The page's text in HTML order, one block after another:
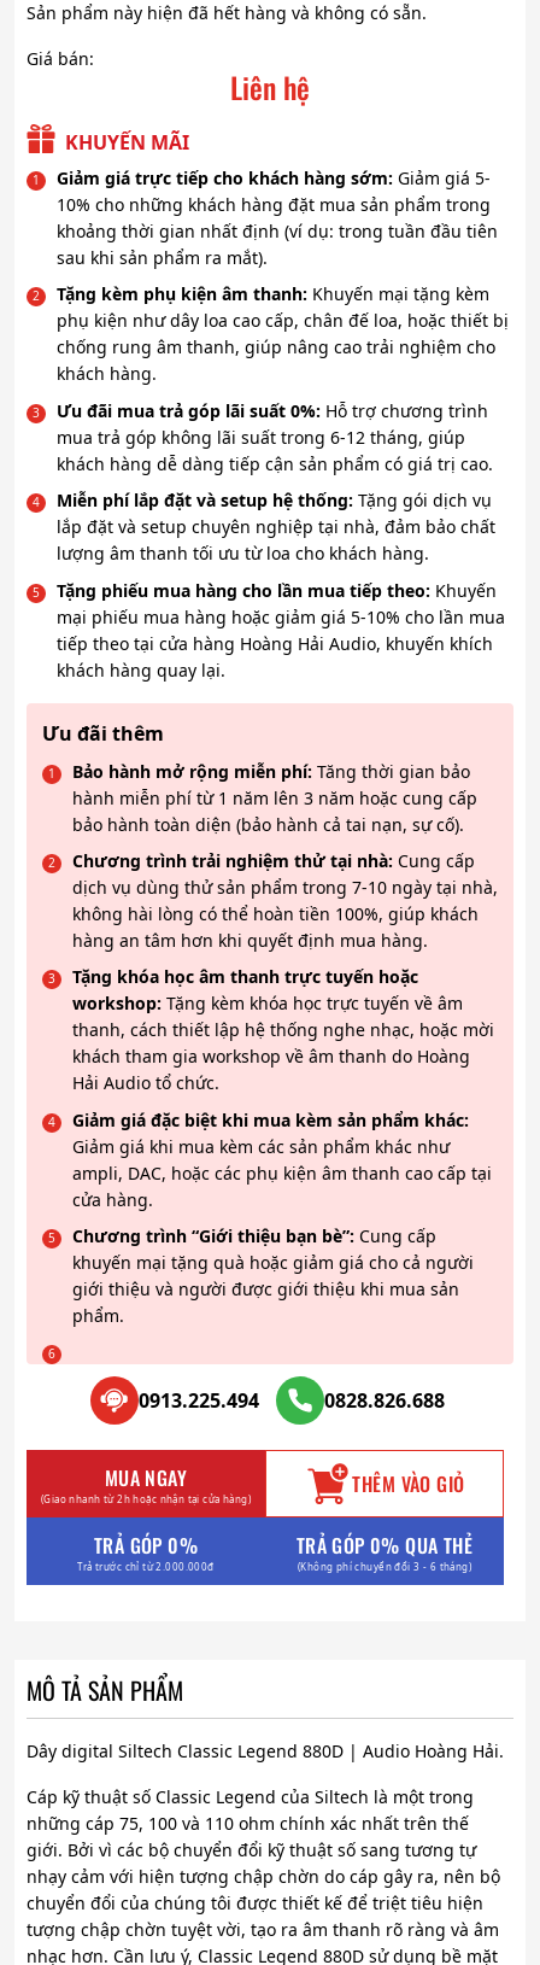
Sản phẩm này hiện đã hết hàng và không có sẵn.
Giá bán:
Liên hệ
KHUYẾN MÃI
Giảm giá trực tiếp cho khách hàng sớm: Giảm giá 5-
10% cho những khách hàng đặt mua sản phẩm trong
khoảng thời gian nhất định (ví dụ: trong tuần đầu tiên
sau khi sản phẩm ra mắt).
Tặng kèm phụ kiện âm thanh: Khuyến mại tặng kèm
phụ kiện như dây loa cao cấp, chân đế loa, hoặc thiết bị
chống rung âm thanh, giúp nâng cao trải nghiệm cho
khách hàng.
Ưu đãi mua trả góp lãi suất 0%: Hỗ trợ chương trình
mua trả góp không lãi suất trong 6-12 tháng, giúp
khách hàng dễ dàng tiếp cận sản phẩm có giá trị cao.
Miễn phí lắp đặt và setup hệ thống: Tặng gói dịch vụ
lắp đặt và setup chuyên nghiệp tại nhà, đảm bảo chất
lượng âm thanh tối ưu từ loa cho khách hàng.
Tặng phiếu mua hàng cho lần mua tiếp theo: Khuyến
mại phiếu mua hàng hoặc giảm giá 5-10% cho lần mua
tiếp theo tại cửa hàng Hoàng Hải Audio, khuyến khích
khách hàng quay lại.
Ưu đãi thêm
Bảo hành mở rộng miễn phí: Tăng thời gian bảo
hành miễn phí từ 1 năm lên 3 năm hoặc cung cấp
bảo hành toàn diện (bảo hành cả tai nạn, sự cố).
Chương trình trải nghiệm thử tại nhà: Cung cấp
dịch vụ dùng thử sản phẩm trong 7-10 ngày tại nhà,
không hài lòng có thể hoàn tiền 100%, giúp khách
hàng an tâm hơn khi quyết định mua hàng.
Tặng khóa học âm thanh trực tuyến hoặc
workshop: Tặng kèm khóa học trực tuyến về âm
thanh, cách thiết lập hệ thống nghe nhạc, hoặc mời
khách tham gia workshop về âm thanh do Hoàng
Hải Audio tổ chức.
Giảm giá đặc biệt khi mua kèm sản phẩm khác:
Giảm giá khi mua kèm các sản phẩm khác như
ampli, DAC, hoặc các phụ kiện âm thanh cao cấp tại
cửa hàng.
Chương trình “Giới thiệu bạn bè”: Cung cấp
khuyến mại tặng quà hoặc giảm giá cho cả người
giới thiệu và người được giới thiệu khi mua sản
phẩm.
0913.225.494 0828.826.688
MUA NGAY
(Giao nhanh từ 2h hoặc nhận tại cửa hàng) THÊM VÀO GIỎ
TRẢ GÓP 0%
Trả trước chỉ từ 2.000.000đ
TRẢ GÓP 0% QUA THẺ
(Không phí chuyển đổi 3 - 6 tháng)
MÔ TẢ SẢN PHẨM
Dây digital Siltech Classic Legend 880D | Audio Hoàng Hải.
Cáp kỹ thuật số Classic Legend của Siltech là một trong
những cáp 75, 100 và 110 ohm chính xác nhất trên thế
giới. Bởi vì các bộ chuyển đổi kỹ thuật số sang tương tự
nhạy cảm với hiện tượng chập chờn do cáp gây ra, nên bộ
chuyển đổi của chúng tôi được thiết kế để triệt tiêu hiện
tượng chập chờn tuyệt vời, tạo ra âm thanh rõ ràng và âm
nhạc hơn. Cần lưu ý, Classic Legend 880D sử dụng bề mặt